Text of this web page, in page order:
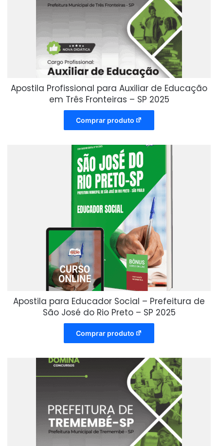
Apostila Profissional para Auxiliar de Educação
em Três Fronteiras – SP 2025
Comprar produto
Apostila para Educador Social – Prefeitura de
São José do Rio Preto – SP 2025
Comprar produto